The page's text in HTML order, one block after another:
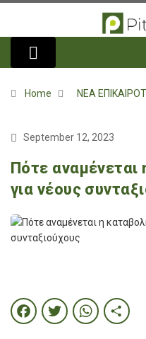
Home ΝΕΑ
September 12, 2023
Πότε αναμένεται
για νέους
Facebook
Twitter